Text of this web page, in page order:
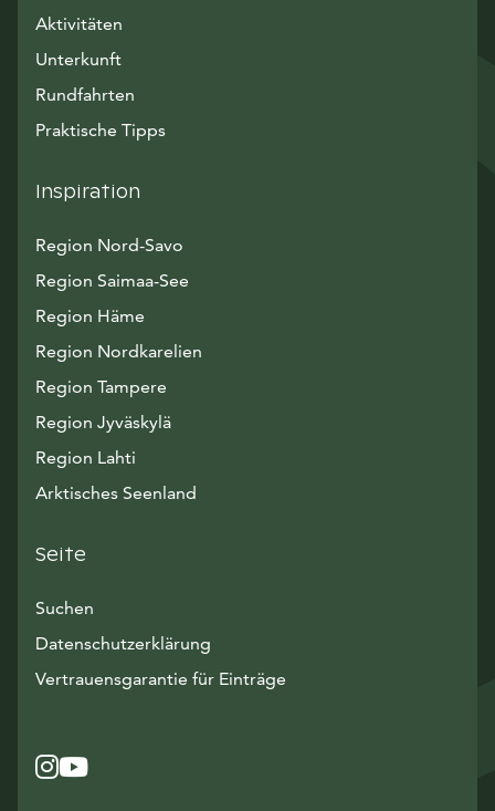
Aktivitäten
Unterkunft
Rundfahrten
Praktische Tipps
Inspiration
Region Nord-Savo
Region Saimaa-See
Region Häme
Region Nordkarelien
Region Tampere
Region Jyväskylä
Region Lahti
Arktisches Seenland
Seite
Suchen
Datenschutzerklärung
Vertrauensgarantie für Einträge
Instagram
Avautuu uuteen ikkunaan
YouTube
Avautuu uuteen ikkunaan